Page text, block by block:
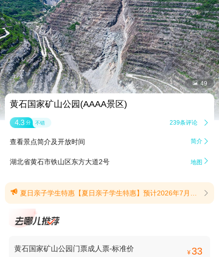
 49
黄石国家矿山公园(AAAA景区)
4.3 分 不错 239条评论 
查看景点简介及开放时间 简介 
湖北省黄石市铁山区东方大道2号 地图 
 夏日亲子学生特惠【夏日亲子学生特惠】预计2026年7月16日到2026年8月15日，全国中小学生、全日制本科生(研究生除外)购买门票享受免景区首道大门票(团队除外)，具体优惠政策请以景区官方通知为准。(提示有效期2026/7/15至2026/8/15) 
黄石国家矿山公园门票成人票-标准价 ¥33
